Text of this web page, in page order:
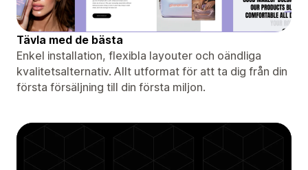
Tävla med de bästa
Enkel installation, flexibla layouter och oändliga
kvalitetsalternativ. Allt utformat för att ta dig från din
första försäljning till din första miljon.